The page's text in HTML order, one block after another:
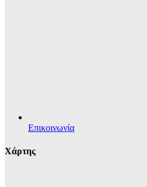
Επικοινωνία
Χάρτης